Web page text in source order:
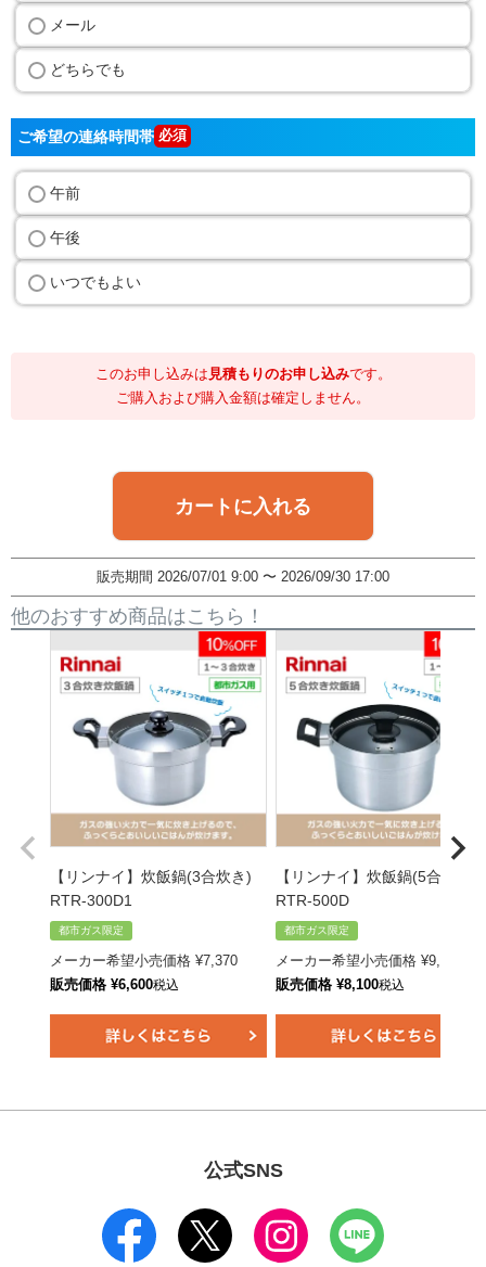
メール
どちらでも
ご希望の連絡時間帯
午前
午後
いつでもよい
このお申し込みは 見積もりのお申し込みです。
ご購入および購入金額は確定しません。
カートに入れる
販売期間 2026/07/01 9:00 〜 2026/09/30 17:00
他のおすすめ商品はこちら！
【リンナイ】炊飯鍋(3合炊き)
RTR-300D1
都市ガス限定
メーカー希望小売価格 ¥7,370
販売価格 ¥6,600税込
【リンナイ】炊飯鍋(5合炊き)
RTR-500D
都市ガス限定
メーカー希望小売価格 ¥9,020
販売価格 ¥8,100税込
公式SNS